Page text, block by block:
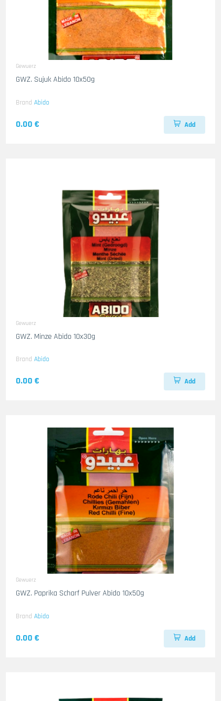
Gewuerz
GWZ. Sujuk Abido 10x50g
Brand Abido
0.00 € Add
Gewuerz
GWZ. Minze Abido 10x30g
Brand Abido
0.00 € Add
Gewuerz
GWZ. Paprika Scharf Pulver Abido 10x50g
Brand Abido
0.00 € Add